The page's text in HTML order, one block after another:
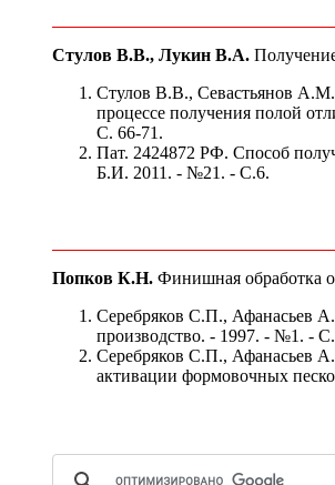
Стулов В.В., Лукин В.А.
Стулов В.В., Севастьянов
процессе получения полой
С. 66-71.
Пат. 2424872 РФ. Способ
Б.И. 2011. - №21. - С.6.
Попков К.Н. Финишная обработка
Серебряков С.П., Афанасьев
производство. - 1997. - №1. -
Серебряков С.П., Афанасьев
активации формовочных